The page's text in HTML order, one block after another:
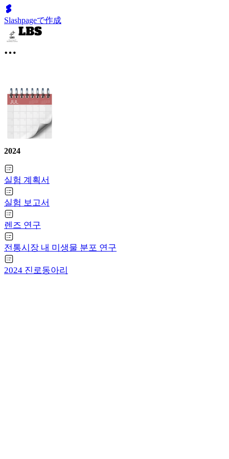
Slashpageで作成
2024
실험 계획서
실험 보고서
렌즈 연구
전통시장 내 미생물 분포 연구
2024 진로동아리